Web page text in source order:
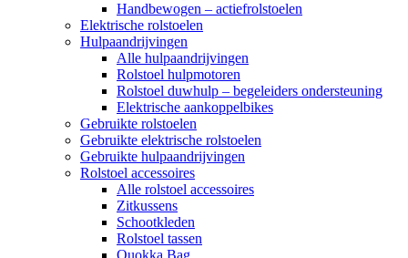
Handbewogen – actiefrolstoelen
Elektrische rolstoelen
Hulpaandrijvingen
Alle hulpaandrijvingen
Rolstoel hulpmotoren
Rolstoel duwhulp – begeleiders ondersteuning
Elektrische aankoppelbikes
Gebruikte rolstoelen
Gebruikte elektrische rolstoelen
Gebruikte hulpaandrijvingen
Rolstoel accessoires
Alle rolstoel accessoires
Zitkussens
Schootkleden
Rolstoel tassen
Quokka Bag